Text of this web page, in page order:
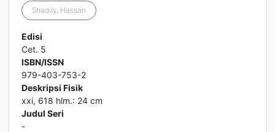
Shadily, Hassan
Edisi
Cet. 5
ISBN/ISSN
979-403-753-2
Deskripsi Fisik
xxi, 618 hlm.: 24 cm
Judul Seri
-